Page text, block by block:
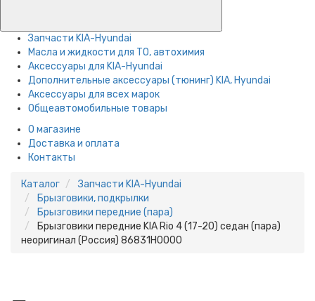
Запчасти KIA-Hyundai
Масла и жидкости для ТО, автохимия
Аксессуары для KIA-Hyundai
Дополнительные аксессуары (тюнинг) KIA, Hyundai
Аксессуары для всех марок
Общеавтомобильные товары
О магазине
Доставка и оплата
Контакты
Каталог
Запчасти KIA-Hyundai
Брызговики, подкрылки
Брызговики передние (пара)
Брызговики передние KIA Rio 4 (17-20) седан (пара)
неоригинал (Россия) 86831H0000